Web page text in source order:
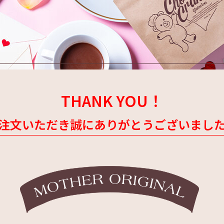
THANK YOU！
文いただき誠にありがとうございまし